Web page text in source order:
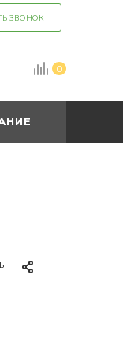
ЗВОНОК
0